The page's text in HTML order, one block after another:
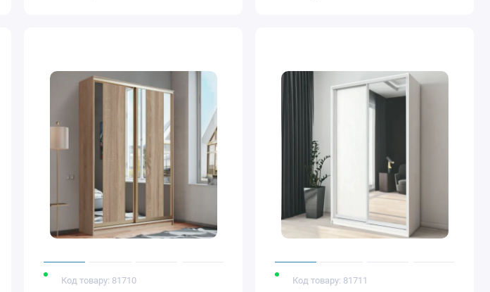
Код товару: 81710 Код товару: 81711